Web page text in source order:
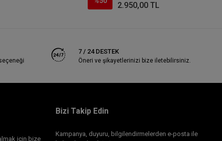
2.950,00 TL
7 / 24 DESTEK
Öneri ve şikayetlerinizi bize iletebilirsiniz.
için bize
Bizi Takip Edin
Kampanya, duyuru, bilgilendirmelerden e-posta ile